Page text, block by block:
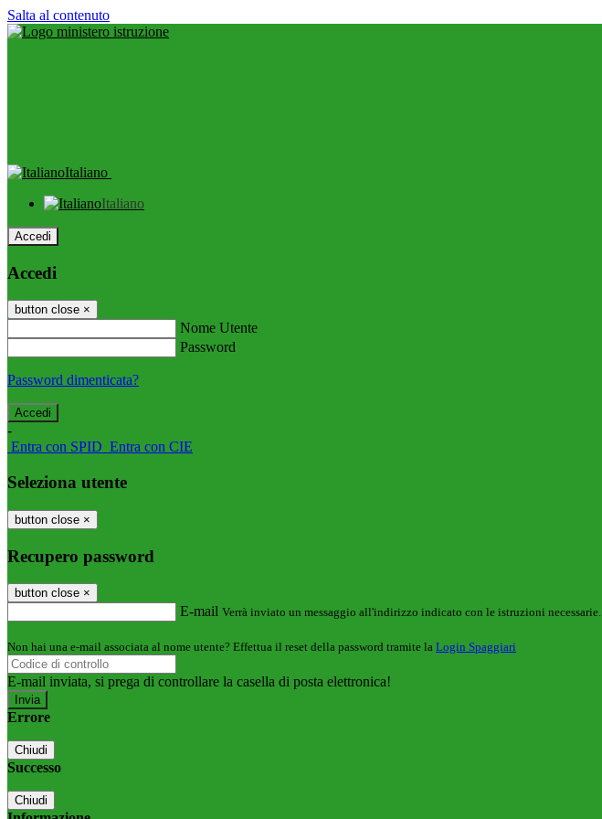
Salta al contenuto
Italiano
Italiano
Accedi
Accedi
button close ×
Nome Utente
Password
Password dimenticata?
-
Entra con SPID Entra con CIE
Seleziona utente
button close ×
Recupero password
button close ×
E-mail Verrà inviato un messaggio all'indirizzo indicato con le istruzioni necessarie.
Non hai una e-mail associata al nome utente? Effettua il reset della password tramite la Login Spaggiari
E-mail inviata, si prega di controllare la casella di posta elettronica!
Errore
Chiudi
Successo
Chiudi